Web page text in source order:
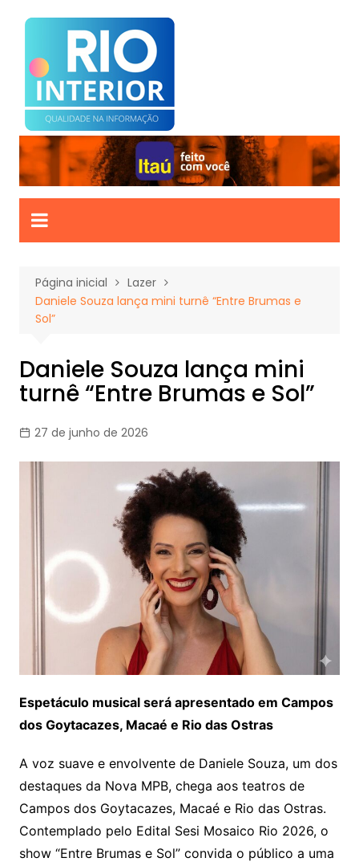
para
conteúdo
Página inicial
Lazer
Daniele Souza lança mini turnê “Entre Brumas e
Sol”
Daniele Souza lança mini
turnê “Entre Brumas e Sol”
27 de junho de 2026
Espetáculo musical será apresentado em Campos
dos Goytacazes, Macaé e Rio das Ostras
A voz suave e envolvente de Daniele Souza, um dos
destaques da Nova MPB, chega aos teatros de
Campos dos Goytacazes, Macaé e Rio das Ostras.
Contemplado pelo Edital Sesi Mosaico Rio 2026, o
show “Entre Brumas e Sol” convida o público a uma